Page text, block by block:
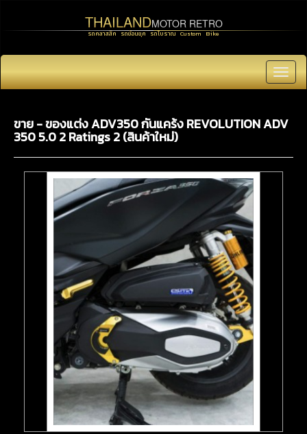
THAILANDMOTOR RETRO
รถคลาสสิค รถย้อนยุค รถโบราณ Custom Bike
ขาย - ของแต่ง ADV350 กันแคร้ง REVOLUTION ADV
350 5.0 2 Ratings 2 (สินค้าใหม่)